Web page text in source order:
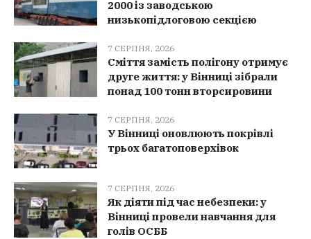
2000 із заводською
низькопідлоговою секцією
7 СЕРПНЯ, 2026
Сміття замість полігону отримує
друге життя: у Вінниці зібрали
понад 100 тонн вторсировини
7 СЕРПНЯ, 2026
У Вінниці оновлюють покрівлі
трьох багатоповерхівок
7 СЕРПНЯ, 2026
Як діяти під час небезпеки: у
Вінниці провели навчання для
голів ОСББ